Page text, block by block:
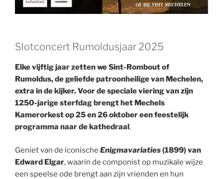
Slotconcert Rumoldusjaar 2025
Elke vijftig jaar zetten we Sint-Rombout of
Rumoldus, de geliefde patroonheilige van Mechelen,
extra in de kijker. Voor de speciale viering van zijn
1250-jarige sterfdag brengt het Mechels
Kamerorkest op 25 en 26 oktober een feestelijk
programma naar de kathedraal.
Geniet van de iconische Enigmavariaties(1899) van
Edward Elgar, waarin de componist op muzikale wijze
een speelse ode brengt aan zijn vrienden en hun